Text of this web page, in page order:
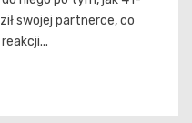
swojej partnerce, co